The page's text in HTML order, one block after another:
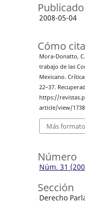
Publicado
2008-05-04
Cómo
Mora-Donatto,
trabajo de las
Mexicano.
22–37.
https://
article/view/
Más
Número
Núm. 31
Sección
Derecho